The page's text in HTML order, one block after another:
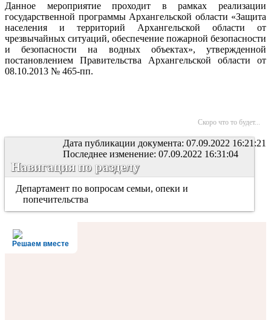
Данное мероприятие проходит в рамках реализации
государственной программы Архангельской области «Защита
населения и территорий Архангельской области от
чрезвычайных ситуаций, обеспечение пожарной безопасности
и безопасности на водных объектах», утвержденной
постановлением Правительства Архангельской области от
08.10.2013 № 465-пп.
Скоро что то будет...
Дата публикации документа: 07.09.2022 16:21:21
Последнее изменение: 07.09.2022 16:31:04
Навигация по разделу
Департамент по вопросам семьи, опеки и
попечительства
Решаем вместе